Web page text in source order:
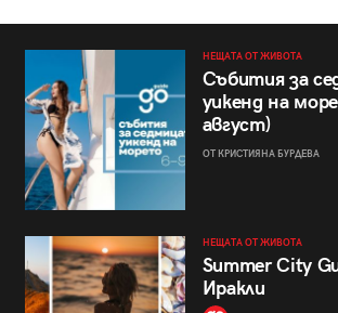
НЕЩАТА ОТ ЖИВОТА
Събития за
уикенд на
август)
ОТ КРИСТИЯНА БУРДЕВА
НЕЩАТА ОТ ЖИВОТА
Summer City
Иракли